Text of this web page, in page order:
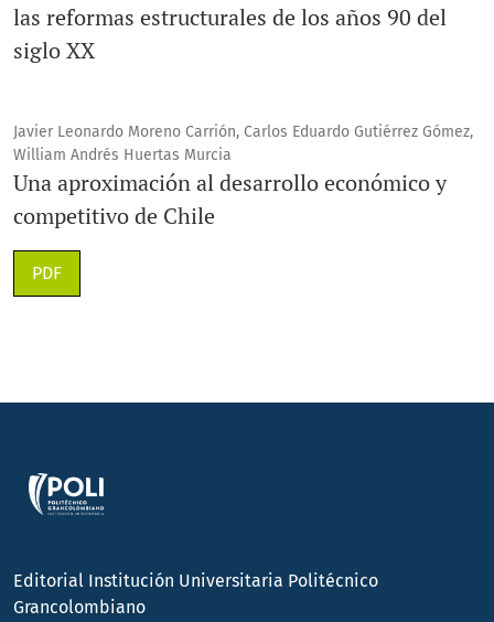
las reformas estructurales de los años 90 del
siglo XX
Javier Leonardo Moreno Carrión, Carlos Eduardo Gutiérrez Gómez,
William Andrés Huertas Murcia
Una aproximación al desarrollo económico y
competitivo de Chile
PDF
Editorial Institución Universitaria Politécnico
Grancolombiano